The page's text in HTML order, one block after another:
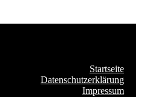
Startseite
Datenschutzerklärung
Impressum